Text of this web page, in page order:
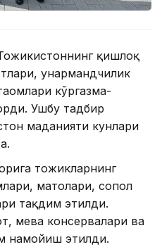
қишлоқ
ҳунармандчилик
кўргазма-
Ушбу тадбир
маданияти кунлари
тожикларнинг
матолари, сопол
тақдим этилди.
мева консервалари ва
намойиш этилди.